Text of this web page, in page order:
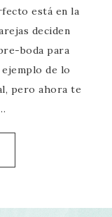
está en la
deciden
boda para
de lo
pero ahora te